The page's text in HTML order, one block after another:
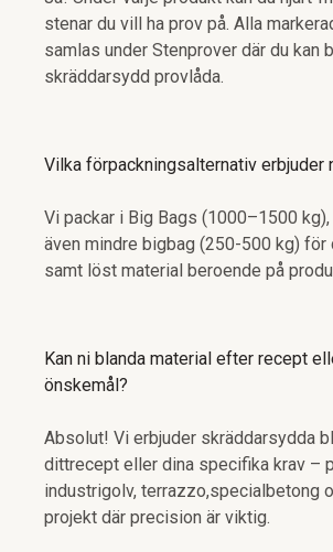
stenar du vill ha prov på. Alla
samlas under Stenprover där du kan
skräddarsydd provlåda.
Vilka förpackningsalternativ erbjuder
Vi packar i Big Bags (1000–1500
även mindre bigbag (250-500 kg) för
samt löst material beroende på
Kan ni blanda material efter recept
önskemål?
Absolut! Vi erbjuder skräddarsydda
dittrecept eller dina specifika krav –
industrigolv, terrazzo,specialbetong
projekt där precision är viktig.